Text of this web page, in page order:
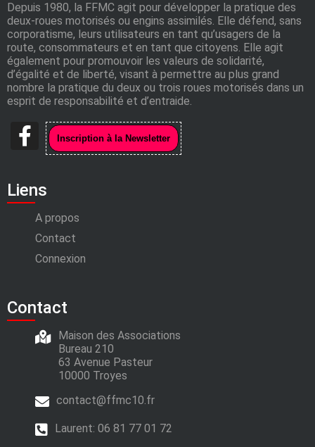
Depuis 1980, la FFMC agit pour développer la pratique des
deux-roues motorisés ou engins assimilés. Elle défend, sans
corporatisme, leurs utilisateurs en tant qu’usagers de la
route, consommateurs et en tant que citoyens. Elle agit
également pour promouvoir les valeurs de solidarité,
d’égalité et de liberté, visant à permettre au plus grand
nombre la pratique du deux ou trois roues motorisés dans un
esprit de responsabilité et d’entraide.
Liens
A propos
Contact
Connexion
Contact
Maison des Associations
Bureau 210
63 Avenue Pasteur
10000 Troyes
contact@ffmc10.fr
Laurent: 06 81 77 01 72